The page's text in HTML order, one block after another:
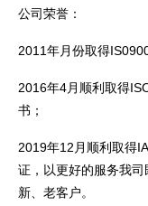
公司荣誉：
2011年月份取得
2016年4月顺利取得
书；
2019年12月顺利取得
证，以更好的服务我
新、老客户。